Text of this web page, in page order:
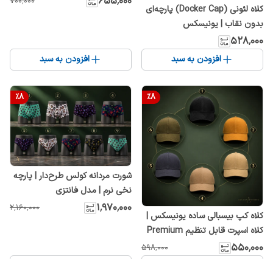
کلاه لئونی (Docker Cap) پارچه‌ای
بدون نقاب | یونیسکس
۵۲۸٬۰۰۰
افزودن به سبد افزودن به سبد
%8
کلاه کپ بیسبالی ساده یونیسکس |
کلاه اسپرت قابل تنظیم Premium
Cotton
۵۵۰٬۰۰۰ ۵۹۸٬۰۰۰
%8
شورت مردانه کولس طرح‌دار | پارچه
نخی نرم | مدل فانتزی
۱٬۹۷۰٬۰۰۰ ۲٬۱۶۰٬۰۰۰